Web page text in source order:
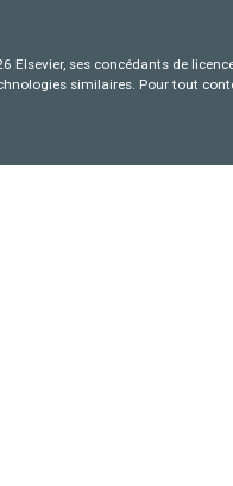
Elsevier, ses concédants de
similaires. Pour tout